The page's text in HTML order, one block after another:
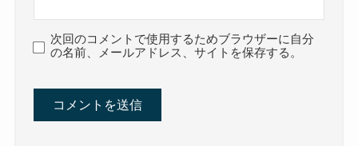
次回のコメントで使用するためブラウザーに自分
の名前、メールアドレス、サイトを保存する。